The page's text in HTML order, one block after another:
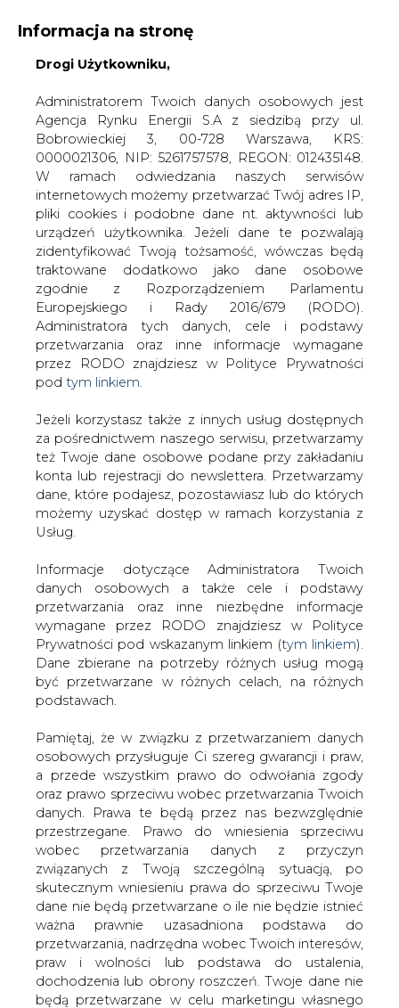
KONTAKT:
WYDAWCA PORTALU:
WYSOKI KONTRAST A A
ZALOGUJ SIĘ
WŁĄCZ CIRE.TV
Informacja na stronę
Drogi Użytkowniku,
Administratorem Twoich danych osobowych jest
Agencja Rynku Energii S.A z siedzibą przy ul.
Bobrowieckiej 3, 00-728 Warszawa, KRS:
0000021306, NIP: 5261757578, REGON: 012435148.
W ramach odwiedzania naszych serwisów
internetowych możemy przetwarzać Twój adres IP,
pliki cookies i podobne dane nt. aktywności lub
urządzeń użytkownika. Jeżeli dane te pozwalają
zidentyfikować Twoją tożsamość, wówczas będą
traktowane dodatkowo jako dane osobowe
zgodnie z Rozporządzeniem Parlamentu
Europejskiego i Rady 2016/679 (RODO).
Administratora tych danych, cele i podstawy
przetwarzania oraz inne informacje wymagane
przez RODO znajdziesz w Polityce Prywatności
pod tym linkiem.
Jeżeli korzystasz także z innych usług dostępnych
za pośrednictwem naszego serwisu, przetwarzamy
też Twoje dane osobowe podane przy zakładaniu
konta lub rejestracji do newslettera. Przetwarzamy
dane, które podajesz, pozostawiasz lub do których
możemy uzyskać dostęp w ramach korzystania z
Usług.
Informacje dotyczące Administratora Twoich
danych osobowych a także cele i podstawy
przetwarzania oraz inne niezbędne informacje
wymagane przez RODO znajdziesz w Polityce
Prywatności pod wskazanym linkiem (tym linkiem).
Dane zbierane na potrzeby różnych usług mogą
być przetwarzane w różnych celach, na różnych
podstawach.
Pamiętaj, że w związku z przetwarzaniem danych
osobowych przysługuje Ci szereg gwarancji i praw,
a przede wszystkim prawo do odwołania zgody
oraz prawo sprzeciwu wobec przetwarzania Twoich
danych. Prawa te będą przez nas bezwzględnie
przestrzegane. Prawo do wniesienia sprzeciwu
wobec przetwarzania danych z przyczyn
związanych z Twoją szczególną sytuacją, po
skutecznym wniesieniu prawa do sprzeciwu Twoje
dane nie będą przetwarzane o ile nie będzie istnieć
ważna prawnie uzasadniona podstawa do
przetwarzania, nadrzędna wobec Twoich interesów,
praw i wolności lub podstawa do ustalenia,
dochodzenia lub obrony roszczeń. Twoje dane nie
będą przetwarzane w celu marketingu własnego
Strona główna
SERWIS INFORMACYJNY CIRE
/ NRG i Marubeni szukają partnera
2000-10-12 00:00
skomentuj
udostępnij:
NRG i Marubeni szukają partnera
NRG i Marubeni - niezdecydowani
inwestorzy dla El Rybnik - szukają
finansowego partnera, który mógłby
zastąpić w konsorcjum GE Capital.
Nieoficjalne źródła podają, że oprócz
National Power zakupem akcji
elektrowni nadal interesuje się belgijski
Tractebel i niemieckie EnBW. Wybrani
przez MSP inwestorzy mają czas na
decyzję do końca października.